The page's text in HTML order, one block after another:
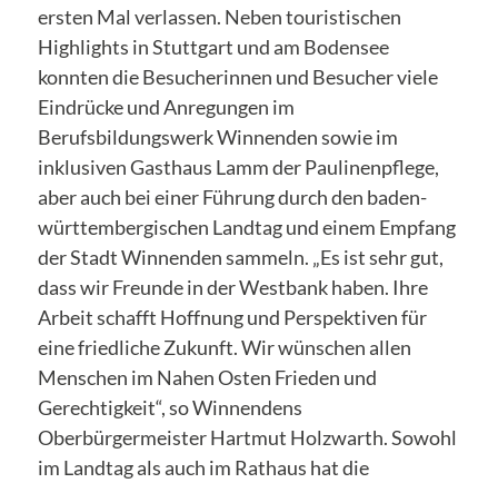
ersten Mal verlassen. Neben touristischen
Highlights in Stuttgart und am Bodensee
konnten die Besucherinnen und Besucher viele
Eindrücke und Anregungen im
Berufsbildungswerk Winnenden sowie im
inklusiven Gasthaus Lamm der Paulinenpflege,
aber auch bei einer Führung durch den baden-
württembergischen Landtag und einem Empfang
der Stadt Winnenden sammeln. „Es ist sehr gut,
dass wir Freunde in der Westbank haben. Ihre
Arbeit schafft Hoffnung und Perspektiven für
eine friedliche Zukunft. Wir wünschen allen
Menschen im Nahen Osten Frieden und
Gerechtigkeit“, so Winnendens
Oberbürgermeister Hartmut Holzwarth. Sowohl
im Landtag als auch im Rathaus hat die